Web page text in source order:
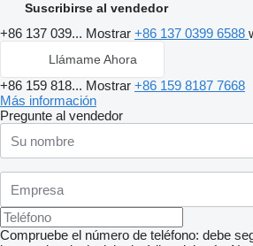
Suscribirse al vendedor
+86 137 039... Mostrar +86 137 0399 6588
Llámame Ahora
+86 159 818... Mostrar +86 159 8187 7668
Más información
Pregunte al vendedor
Compruebe el número de teléfono: debe